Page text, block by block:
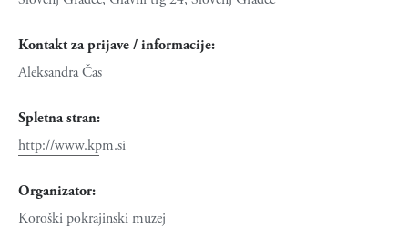
Kontakt za prijave / informacije:
Aleksandra Čas
Spletna stran:
http://www.kpm.si
Organizator:
Koroški pokrajinski muzej